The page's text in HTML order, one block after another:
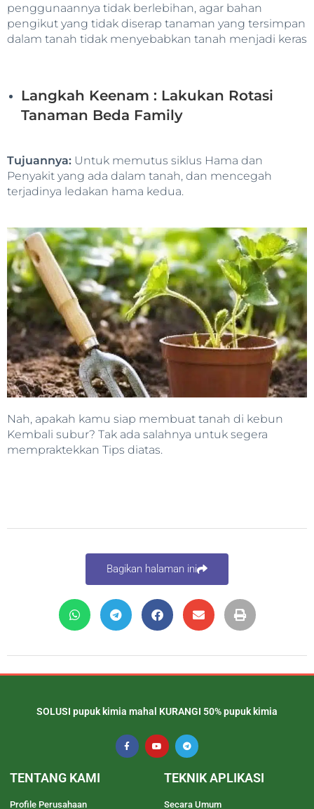
penggunaannya tidak berlebihan, agar bahan
pengikut yang tidak diserap tanaman yang tersimpan
dalam tanah tidak menyebabkan tanah menjadi keras
Langkah Keenam : Lakukan Rotasi
Tanaman Beda Family
Tujuannya: Untuk memutus siklus Hama dan
Penyakit yang ada dalam tanah, dan mencegah
terjadinya ledakan hama kedua.
Nah, apakah kamu siap membuat tanah di kebun
Kembali subur? Tak ada salahnya untuk segera
mempraktekkan Tips diatas.
Bagikan halaman ini
SOLUSI pupuk kimia mahal KURANGI 50% pupuk kimia
TENTANG KAMI
Profile Perusahaan
TEKNIK APLIKASI
Secara Umum